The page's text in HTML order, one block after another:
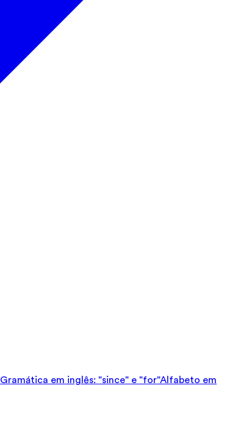
Gramática em inglês: "since" e "for"Alfabeto em